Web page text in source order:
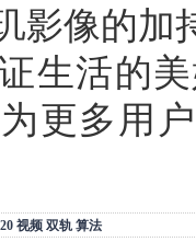
影像的加
生活的
更多用
视频 双轨 算法